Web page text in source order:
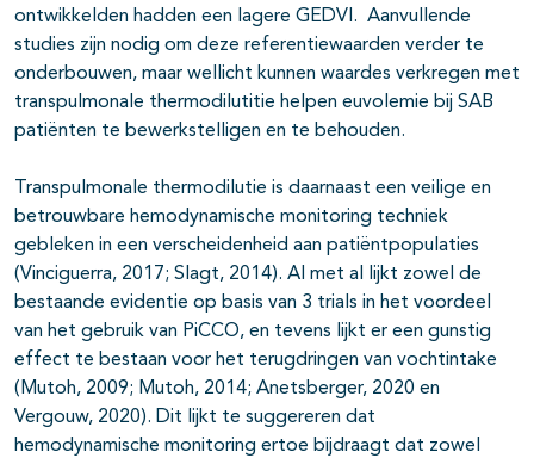
ontwikkelden hadden een lagere GEDVI. Aanvullende
studies zijn nodig om deze referentiewaarden verder te
onderbouwen, maar wellicht kunnen waardes verkregen met
transpulmonale thermodilutitie helpen euvolemie bij SAB
patiënten te bewerkstelligen en te behouden.
Transpulmonale thermodilutie is daarnaast een veilige en
betrouwbare hemodynamische monitoring techniek
gebleken in een verscheidenheid aan patiëntpopulaties
(Vinciguerra, 2017; Slagt, 2014). Al met al lijkt zowel de
bestaande evidentie op basis van 3 trials in het voordeel
van het gebruik van PiCCO, en tevens lijkt er een gunstig
effect te bestaan voor het terugdringen van vochtintake
(Mutoh, 2009; Mutoh, 2014; Anetsberger, 2020 en
Vergouw, 2020). Dit lijkt te suggereren dat
hemodynamische monitoring ertoe bijdraagt dat zowel